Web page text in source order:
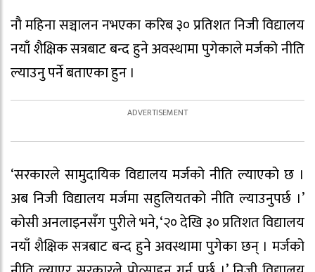
नौ महिना सञ्चालन नभएका करिब ३० प्रतिशत निजी विद्यालय
नयाँ शैक्षिक सत्रबाट बन्द हुने अवस्थामा पुगेकाले मर्जको नीति
ल्याउनु पर्ने बताएका हुन ।
‘सरकारले सामुदायिक विद्यालय मर्जको नीति ल्याएको छ ।
अब निजी विद्यालय मर्जमा सहुलियतको नीति ल्याउनुपर्छ ।’
कोसी अनलाइनसँग पुरीले भने, ‘२० देखि ३० प्रतिशत विद्यालय
नयाँ शैक्षिक सत्रबाट बन्द हुने अवस्थामा पुगेका छन् । मर्जको